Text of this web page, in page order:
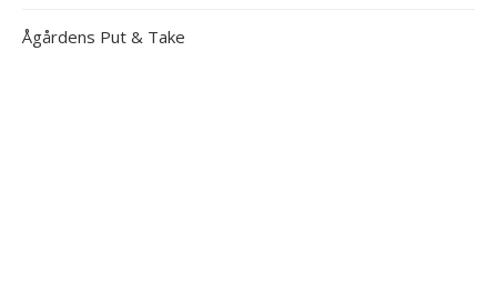
Ågårdens Put & Take